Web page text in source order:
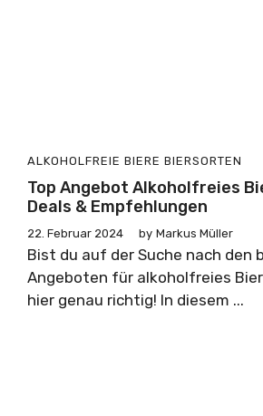
ALKOHOLFREIE BIERE BIERSORTEN
Top Angebot Alkoholfreies
Deals & Empfehlungen
22. Februar 2024 by Markus Müller
Bist du auf der Suche nach den
Angeboten für alkoholfreies
hier genau richtig! In diesem ...